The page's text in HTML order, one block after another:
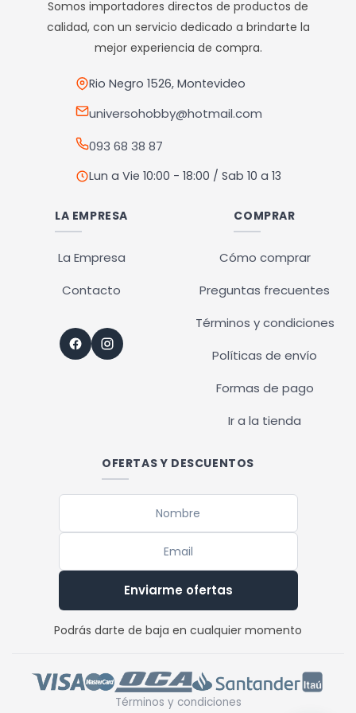
Somos importadores directos de productos de
calidad, con un servicio dedicado a brindarte la
mejor experiencia de compra.
Rio Negro 1526, Montevideo
universohobby@hotmail.com
093 68 38 87
Lun a Vie 10:00 - 18:00 / Sab 10 a 13
LA EMPRESA
La Empresa
Contacto
COMPRAR
Cómo comprar
Preguntas frecuentes
Términos y condiciones
Políticas de envío
Formas de pago
Ir a la tienda
OFERTAS Y DESCUENTOS
Enviarme ofertas
Podrás darte de baja en cualquier momento
Términos y condiciones